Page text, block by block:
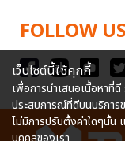
FOLLOW US
เว็บไซต์นี้ใช้คุกกี้
เพื่อการนำเสนอเนื้อหาที่
ประสบการณ์ที่ดีบนบริการ
ไม่มีการปรับตั้งค่าใดๆนั้น